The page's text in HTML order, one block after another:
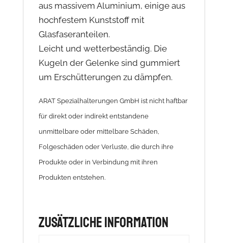
aus massivem Aluminium, einige aus
hochfestem Kunststoff mit
Glasfaseranteilen.
Leicht und wetterbeständig. Die
Kugeln der Gelenke sind gummiert
um Erschütterungen zu dämpfen.
ARAT Spezialhalterungen GmbH ist nicht haftbar
für direkt oder indirekt entstandene
unmittelbare oder mittelbare Schäden,
Folgeschäden oder Verluste, die durch ihre
Produkte oder in Verbindung mit ihren
Produkten entstehen.
Zusätzliche Information